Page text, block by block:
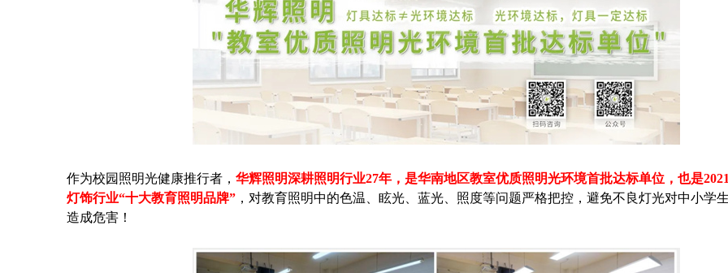
作为校园照明光健康推行者， 华辉照明深耕照明行业27年，是华南地区教室优质照明光环境首批达标单位，也是
灯饰行业“十大教育照明品牌” ，对教育照明中的色温、眩光、蓝光、照度等问题严格把控，避免不良灯光对中小学
造成危害！